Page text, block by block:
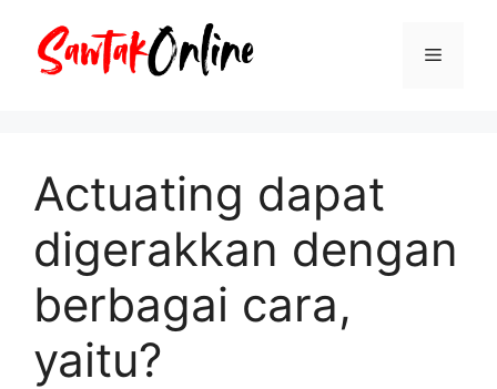
Menu
Actuating dapat
digerakkan dengan
berbagai cara,
yaitu?